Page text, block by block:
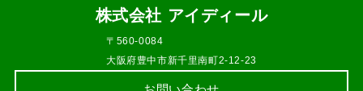
株式会社 アイディール
〒560-0084
大阪府豊中市新千里南町2-12-23